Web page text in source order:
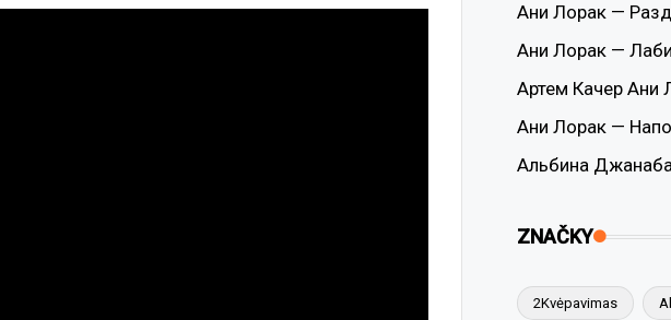
Ани Лорак —
Ани Лорак —
Артем Качер Ани
Ани Лорак —
Альбина
ZNAČKY
2Kvėpavimas